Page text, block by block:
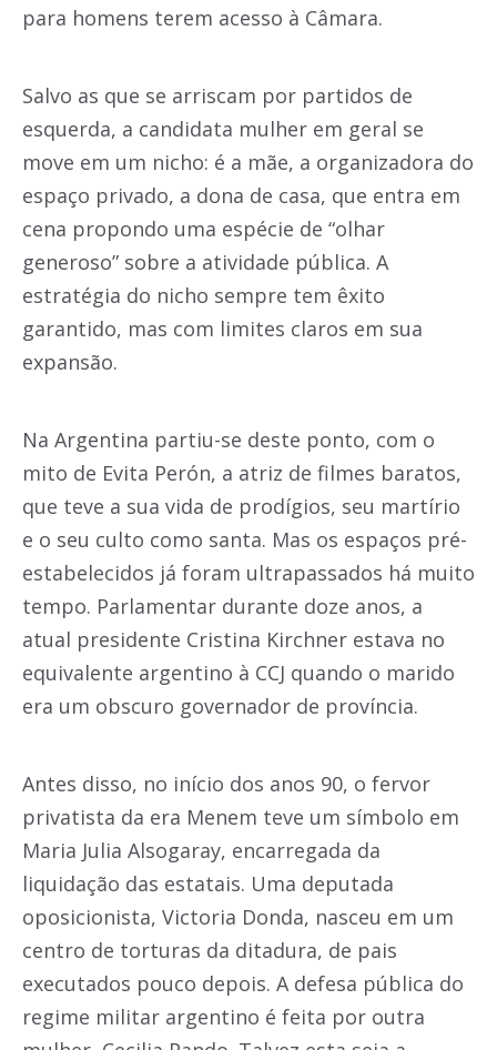
para homens terem acesso à Câmara.
Salvo as que se arriscam por partidos de
esquerda, a candidata mulher em geral se
move em um nicho: é a mãe, a organizadora do
espaço privado, a dona de casa, que entra em
cena propondo uma espécie de “olhar
generoso” sobre a atividade pública. A
estratégia do nicho sempre tem êxito
garantido, mas com limites claros em sua
expansão.
Na Argentina partiu-se deste ponto, com o
mito de Evita Perón, a atriz de filmes baratos,
que teve a sua vida de prodígios, seu martírio
e o seu culto como santa. Mas os espaços pré-
estabelecidos já foram ultrapassados há muito
tempo. Parlamentar durante doze anos, a
atual presidente Cristina Kirchner estava no
equivalente argentino à CCJ quando o marido
era um obscuro governador de província.
Antes disso, no início dos anos 90, o fervor
privatista da era Menem teve um símbolo em
Maria Julia Alsogaray, encarregada da
liquidação das estatais. Uma deputada
oposicionista, Victoria Donda, nasceu em um
centro de torturas da ditadura, de pais
executados pouco depois. A defesa pública do
regime militar argentino é feita por outra